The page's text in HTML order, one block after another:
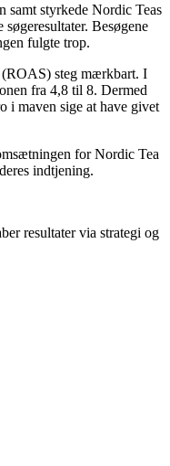
samt styrkede Nordic Teas
Besøgene
fulgte trop.
(ROAS) steg mærkbart. I
fra 4,8 til 8. Dermed
i maven sige at have givet
for Nordic Tea
indtjening.
resultater via strategi og